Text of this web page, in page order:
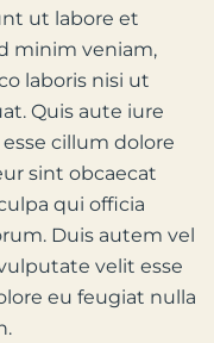
ut labore et
minim veniam,
laboris nisi ut
Quis aute iure
cillum dolore
sint obcaecat
qui officia
Duis autem vel
velit esse
eu feugiat nulla